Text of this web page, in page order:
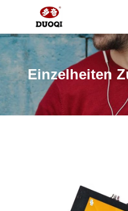
Einzelheiten